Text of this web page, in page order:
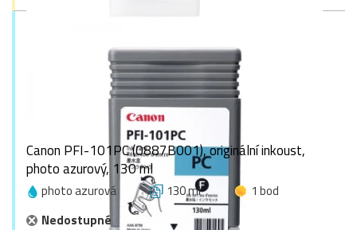
Canon PFI-101PC (0887B001), originální inkoust,
photo azurový, 130 ml
photo azurová 130 ml
1 bod
Nedostupné